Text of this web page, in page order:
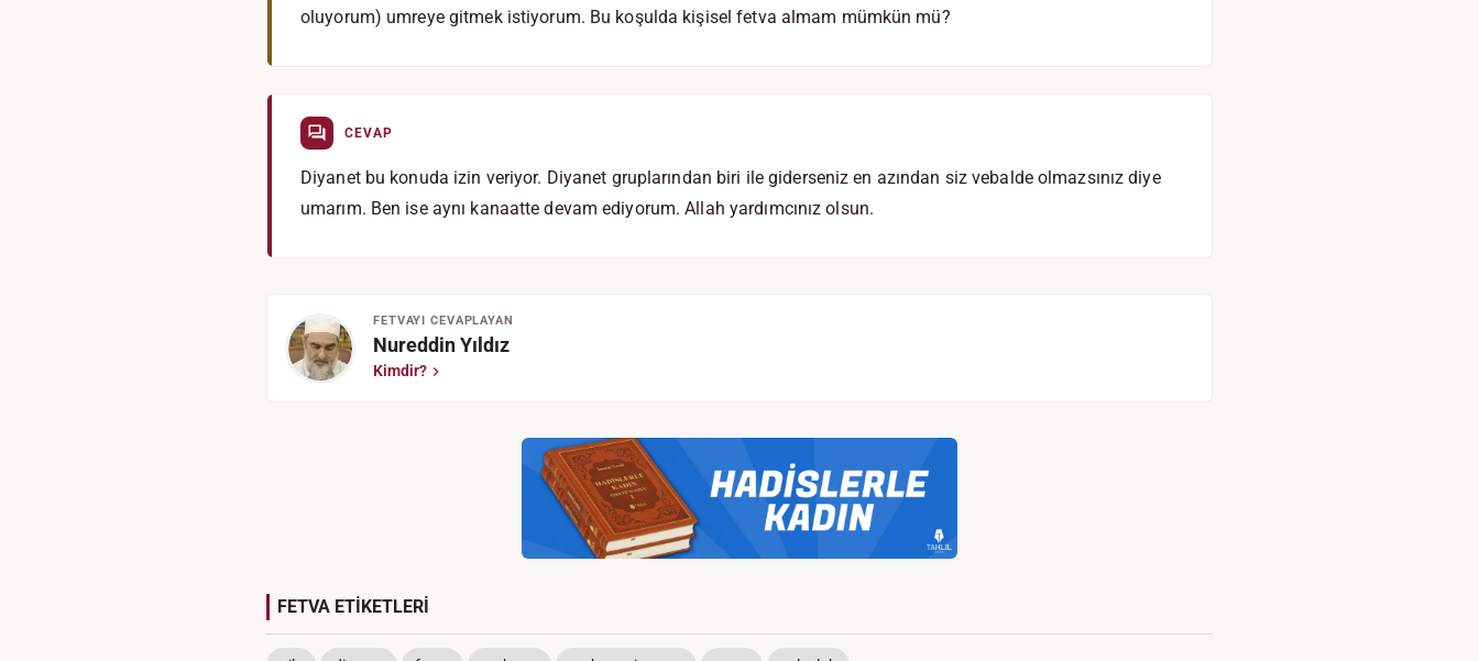
oluyorum) umreye gitmek istiyorum. Bu koşulda kişisel fetva almam mümkün mü?
CEVAP
Diyanet bu konuda izin veriyor. Diyanet gruplarından biri ile giderseniz en azından siz vebalde olmazsınız diye
umarım. Ben ise aynı kanaatte devam ediyorum. Allah yardımcınız olsun.
FETVAYI CEVAPLAYAN
Nureddin Yıldız
Kimdir?
FETVA ETİKETLERİ